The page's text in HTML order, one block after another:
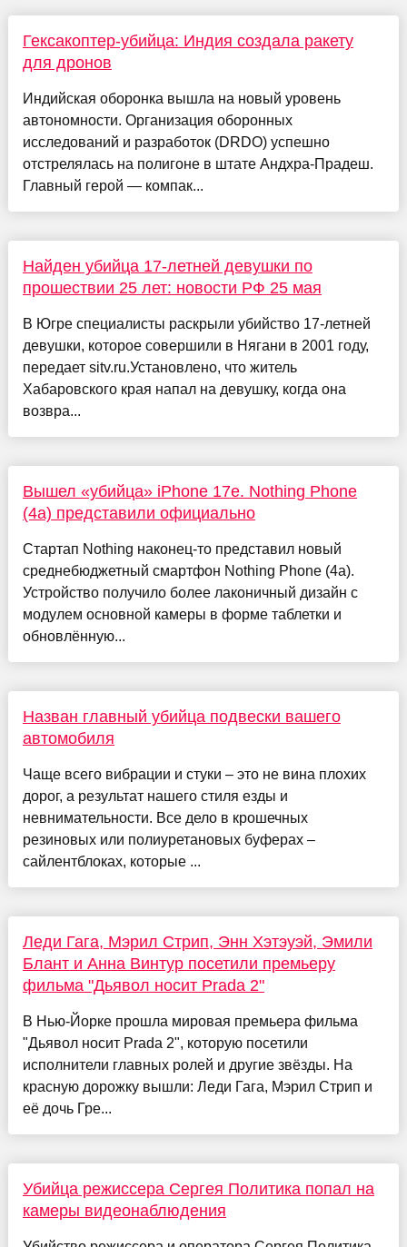
Гексакоптер-убийца: Индия создала ракету
для дронов
Индийская оборонка вышла на новый уровень
автономности. Организация оборонных
исследований и разработок (DRDO) успешно
отстрелялась на полигоне в штате Андхра-Прадеш.
Главный герой — компак...
Найден убийца 17-летней девушки по
прошествии 25 лет: новости РФ 25 мая
В Югре специалисты раскрыли убийство 17-летней
девушки, которое совершили в Нягани в 2001 году,
передает sitv.ru.Установлено, что житель
Хабаровского края напал на девушку, когда она
возвра...
Вышел «убийца» iPhone 17e. Nothing Phone
(4a) представили официально
Стартап Nothing наконец-то представил новый
среднебюджетный смартфон Nothing Phone (4a).
Устройство получило более лаконичный дизайн с
модулем основной камеры в форме таблетки и
обновлённую...
Назван главный убийца подвески вашего
автомобиля
Чаще всего вибрации и стуки – это не вина плохих
дорог, а результат нашего стиля езды и
невнимательности. Все дело в крошечных
резиновых или полиуретановых буферах –
сайлентблоках, которые ...
Леди Гага, Мэрил Стрип, Энн Хэтэуэй, Эмили
Блант и Анна Винтур посетили премьеру
фильма "Дьявол носит Prada 2"
В Нью-Йорке прошла мировая премьера фильма
"Дьявол носит Prada 2", которую посетили
исполнители главных ролей и другие звёзды. На
красную дорожку вышли: Леди Гага, Мэрил Стрип и
её дочь Гре...
Убийца режиссера Сергея Политика попал на
камеры видеонаблюдения